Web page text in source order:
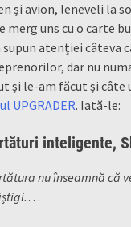
și avion, leneveli la
merg uns cu o carte
supun atenției câteva
dar nu
și le-am făcut și câte
UPGRADER. Iată-le:
inteligente,
nu înseamnă că
…